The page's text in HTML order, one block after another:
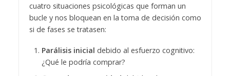
cuatro situaciones psicológicas que forman un
bucle y nos bloquean en la toma de decisión como
si de fases se tratasen:
Parálisis inicial debido al esfuerzo cognitivo:
¿Qué le podría comprar?